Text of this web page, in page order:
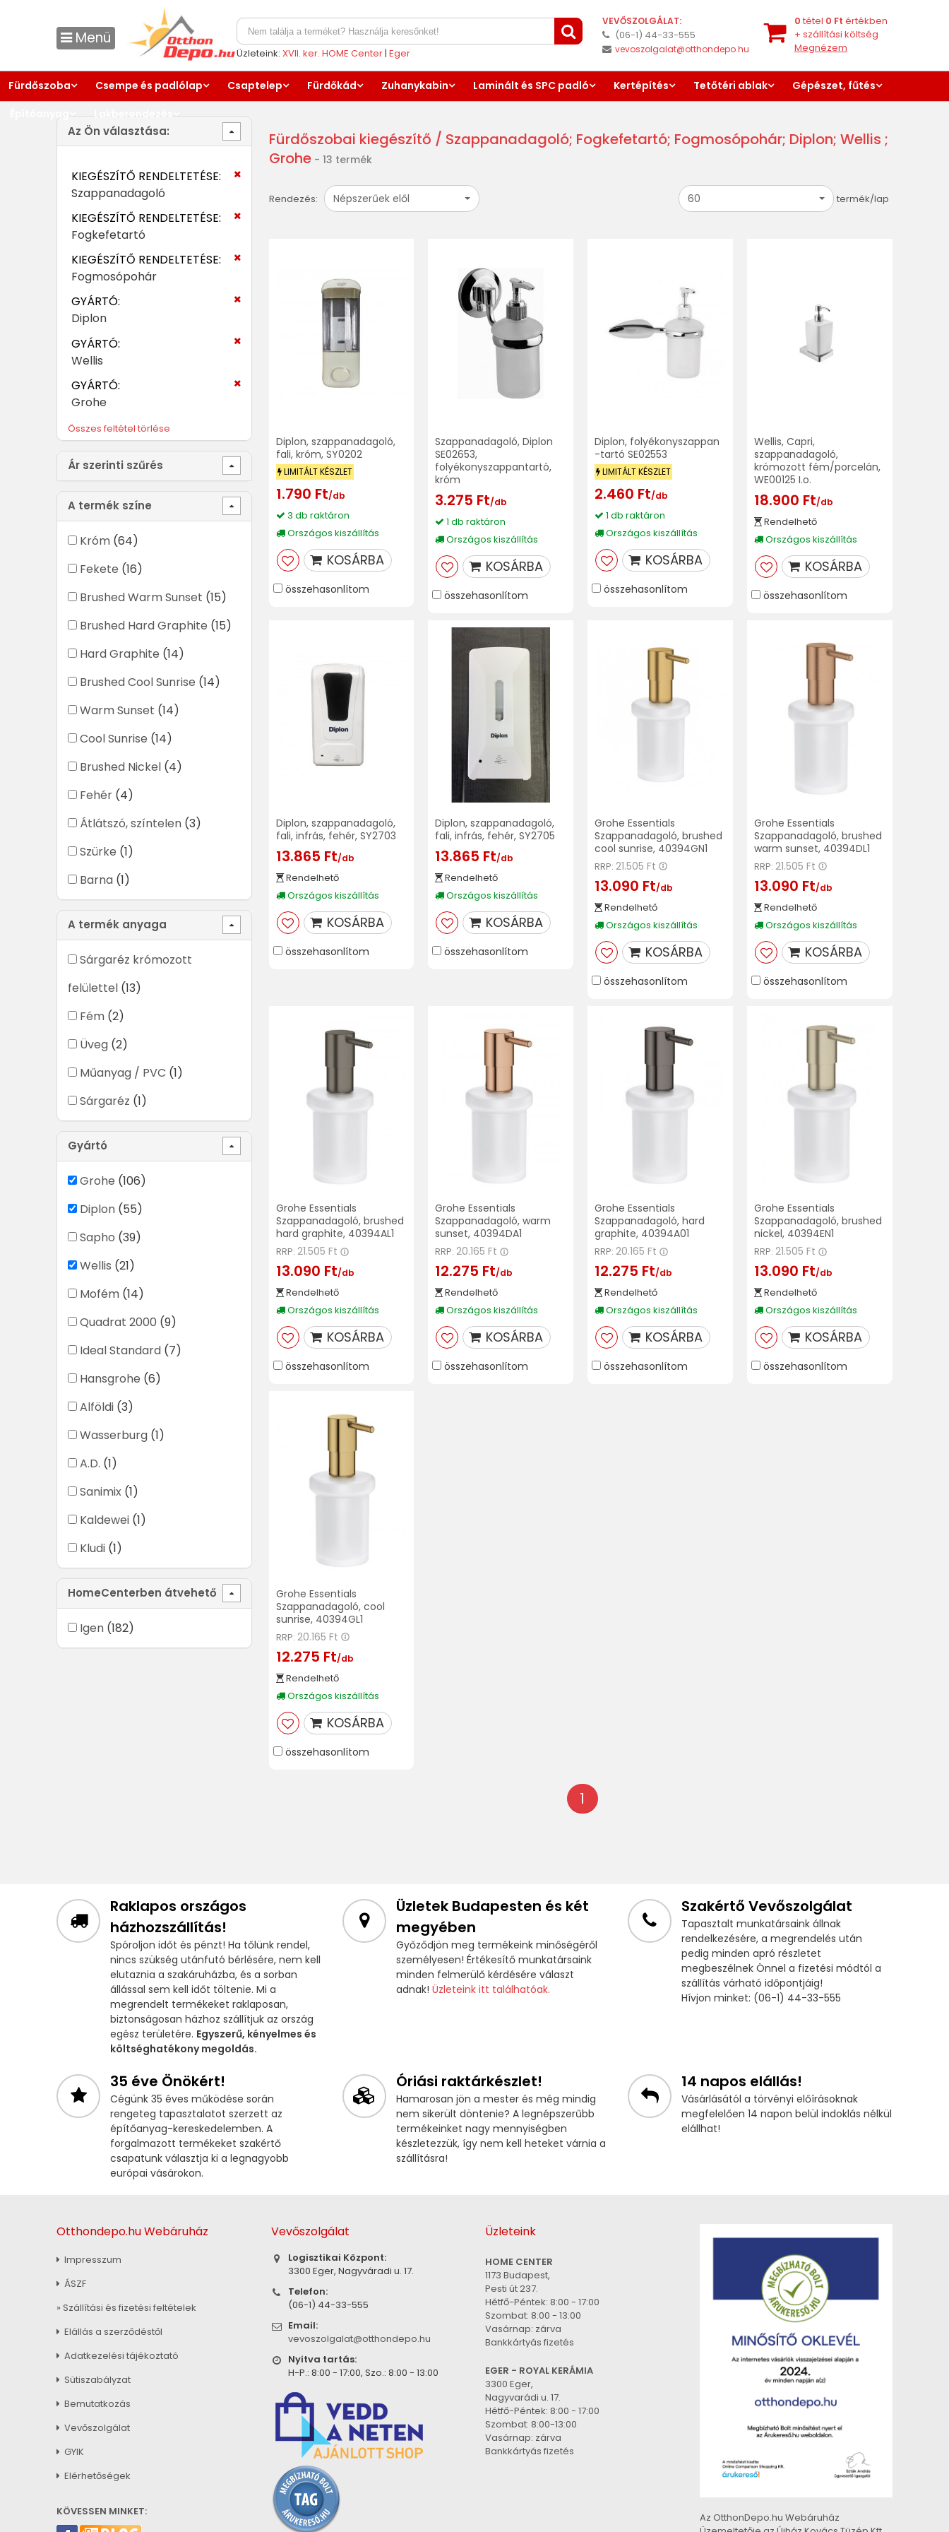
Menü
Üzleteink: XVII. ker. HOME Center| Eger
VEVŐSZOLGÁLAT:
(06-1) 44-33-555
vevoszolgalat@otthondepo.hu
0 tétel 0 Ft értékben
+ szállítási költség
Megnézem
Fürdőszoba Csempe és padlólap Csaptelep Fürdőkád Zuhanykabin Laminált és SPC padló Kertépítés Tetőtéri ablak
Gépészet, fűtés
Építőanyag
Lakberendezés
Fürdőszobai kiegészítő / Szappanadagoló; Fogkefetartó; Fogmosópohár; Diplon; Wellis ;
Grohe- 13 termék
Rendezés: Népszerűek elől 60 termék/lap
Diplon, szappanadagoló,
fali, króm, SY0202
LIMITÁLT KÉSZLET
1.790 Ft/db
3 db raktáron
Országos kiszállítás
KOSÁRBA
összehasonlítom
Szappanadagoló, Diplon
SE02653,
folyékonyszappantartó,
króm
3.275 Ft/db
1 db raktáron
Országos kiszállítás
KOSÁRBA
összehasonlítom
Diplon, folyékonyszappan
-tartó SE02553
LIMITÁLT KÉSZLET
2.460 Ft/db
1 db raktáron
Országos kiszállítás
KOSÁRBA
összehasonlítom
Wellis, Capri,
szappanadagoló,
krómozott fém/porcelán,
WE00125 I.o.
18.900 Ft/db
Rendelhető
Országos kiszállítás
KOSÁRBA
összehasonlítom
Diplon, szappanadagoló,
fali, infrás, fehér, SY2703
13.865 Ft/db
Rendelhető
Országos kiszállítás
KOSÁRBA
összehasonlítom
Diplon, szappanadagoló,
fali, infrás, fehér, SY2705
13.865 Ft/db
Rendelhető
Országos kiszállítás
KOSÁRBA
összehasonlítom
Grohe Essentials
Szappanadagoló, brushed
cool sunrise, 40394GN1
RRP: 21.505 Ft
13.090 Ft/db
Rendelhető
Országos kiszállítás
KOSÁRBA
összehasonlítom
Grohe Essentials
Szappanadagoló, brushed
warm sunset, 40394DL1
RRP: 21.505 Ft
13.090 Ft/db
Rendelhető
Országos kiszállítás
KOSÁRBA
összehasonlítom
Grohe Essentials
Szappanadagoló, brushed
hard graphite, 40394AL1
RRP: 21.505 Ft
13.090 Ft/db
Rendelhető
Országos kiszállítás
KOSÁRBA
összehasonlítom
Grohe Essentials
Szappanadagoló, warm
sunset, 40394DA1
RRP: 20.165 Ft
12.275 Ft/db
Rendelhető
Országos kiszállítás
KOSÁRBA
összehasonlítom
Grohe Essentials
Szappanadagoló, hard
graphite, 40394A01
RRP: 20.165 Ft
12.275 Ft/db
Rendelhető
Országos kiszállítás
KOSÁRBA
összehasonlítom
Grohe Essentials
Szappanadagoló, brushed
nickel, 40394EN1
RRP: 21.505 Ft
13.090 Ft/db
Rendelhető
Országos kiszállítás
KOSÁRBA
összehasonlítom
Grohe Essentials
Szappanadagoló, cool
sunrise, 40394GL1
RRP: 20.165 Ft
12.275 Ft/db
Rendelhető
Országos kiszállítás
KOSÁRBA
összehasonlítom
1
Az Ön választása:
KIEGÉSZÍTŐ RENDELTETÉSE:
Szappanadagoló
KIEGÉSZÍTŐ RENDELTETÉSE:
Fogkefetartó
KIEGÉSZÍTŐ RENDELTETÉSE:
Fogmosópohár
GYÁRTÓ:
Diplon
GYÁRTÓ:
Wellis
GYÁRTÓ:
Grohe
Összes feltétel törlése
Ár szerinti szűrés
A termék színe
Króm (64)
Fekete (16)
Brushed Warm Sunset (15)
Brushed Hard Graphite (15)
Hard Graphite (14)
Brushed Cool Sunrise (14)
Warm Sunset (14)
Cool Sunrise (14)
Brushed Nickel (4)
Fehér (4)
Átlátszó, színtelen (3)
Szürke (1)
Barna (1)
A termék anyaga
Sárgaréz krómozott
felülettel (13)
Fém (2)
Üveg (2)
Műanyag / PVC (1)
Sárgaréz (1)
Gyártó
Grohe (106)
Diplon (55)
Sapho (39)
Wellis (21)
Mofém (14)
Quadrat 2000 (9)
Ideal Standard (7)
Hansgrohe (6)
Alföldi (3)
Wasserburg (1)
A.D. (1)
Sanimix (1)
Kaldewei (1)
Kludi (1)
HomeCenterben átvehető
Igen (182)
Raklapos országos
házhozszállítás!
Spóroljon időt és pénzt! Ha tőlünk rendel,
nincs szükség utánfutó bérlésére, nem kell
elutaznia a szakáruházba, és a sorban
állással sem kell időt töltenie. Mi a
megrendelt termékeket raklaposan,
biztonságosan házhoz szállítjuk az ország
egész területére. Egyszerű, kényelmes és
költséghatékony megoldás.
Üzletek Budapesten és két
megyében
Győződjön meg termékeink minőségéről
személyesen! Értékesítő munkatársaink
minden felmerülő kérdésére választ
adnak! Üzleteink itt találhatóak.
Szakértő Vevőszolgálat
Tapasztalt munkatársaink állnak
rendelkezésére, a megrendelés után
pedig minden apró részletet
megbeszélnek Önnel a fizetési módtól a
szállítás várható időpontjáig!
Hívjon minket: (06-1) 44-33-555
35 éve Önökért!
Cégünk 35 éves működése során
rengeteg tapasztalatot szerzett az
építőanyag-kereskedelemben. A
forgalmazott termékeket szakértő
csapatunk választja ki a legnagyobb
európai vásárokon.
Óriási raktárkészlet!
Hamarosan jön a mester és még mindig
nem sikerült döntenie? A legnépszerűbb
termékeinket nagy mennyiségben
készletezzük, így nem kell heteket várnia a
szállításra!
14 napos elállás!
Vásárlásától a törvényi előírásoknak
megfelelően 14 napon belül indoklás nélkül
elállhat!
Otthondepo.hu Webáruház
Impresszum
ÁSZF
» Szállítási és fizetési feltételek
Elállás a szerződéstől
Adatkezelési tájékoztató
Sütiszabályzat
Bemutatkozás
Vevőszolgálat
GYIK
Elérhetőségek
KÖVESSEN MINKET:
Vevőszolgálat
Logisztikai Központ:
3300 Eger, Nagyváradi u. 17.
Telefon:
(06-1) 44-33-555
Email:
vevoszolgalat@otthondepo.hu
Nyitva tartás:
H-P.: 8:00 - 17:00, Szo.: 8:00 - 13:00
Üzleteink
HOME CENTER
1173 Budapest,
Pesti út 237.
Hétfő-Péntek: 8:00 - 17:00
Szombat: 8:00 - 13:00
Vasárnap: zárva
Bankkártyás fizetés
EGER - ROYAL KERÁMIA
3300 Eger,
Nagyvarádi u. 17.
Hétfő-Péntek: 8:00 - 17:00
Szombat: 8:00-13:00
Vasárnap: zárva
Bankkártyás fizetés
Az OtthonDepo.hu Webáruház